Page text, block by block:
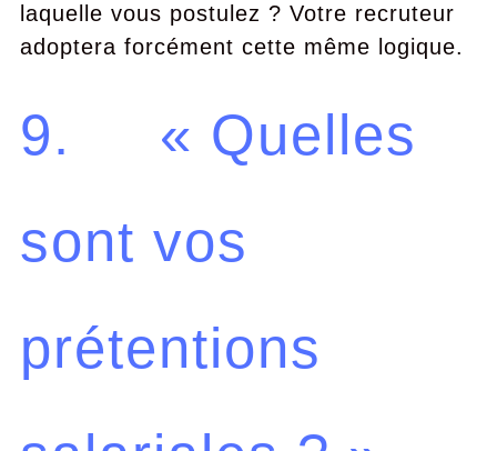
laquelle vous postulez ? Votre recruteur
adoptera forcément cette même logique.
9. « Quelles
sont vos
prétentions